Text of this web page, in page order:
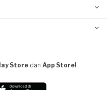
Store dan App Store!